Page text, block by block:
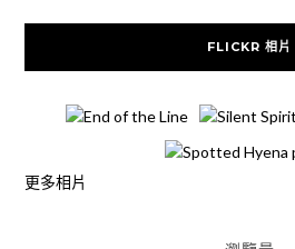
FLICKR 相片
更多相片